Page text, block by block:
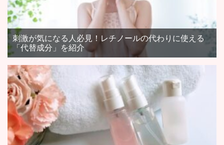
刺激が気になる人必見！レチノールの代わりに使える
「代替成分」を紹介